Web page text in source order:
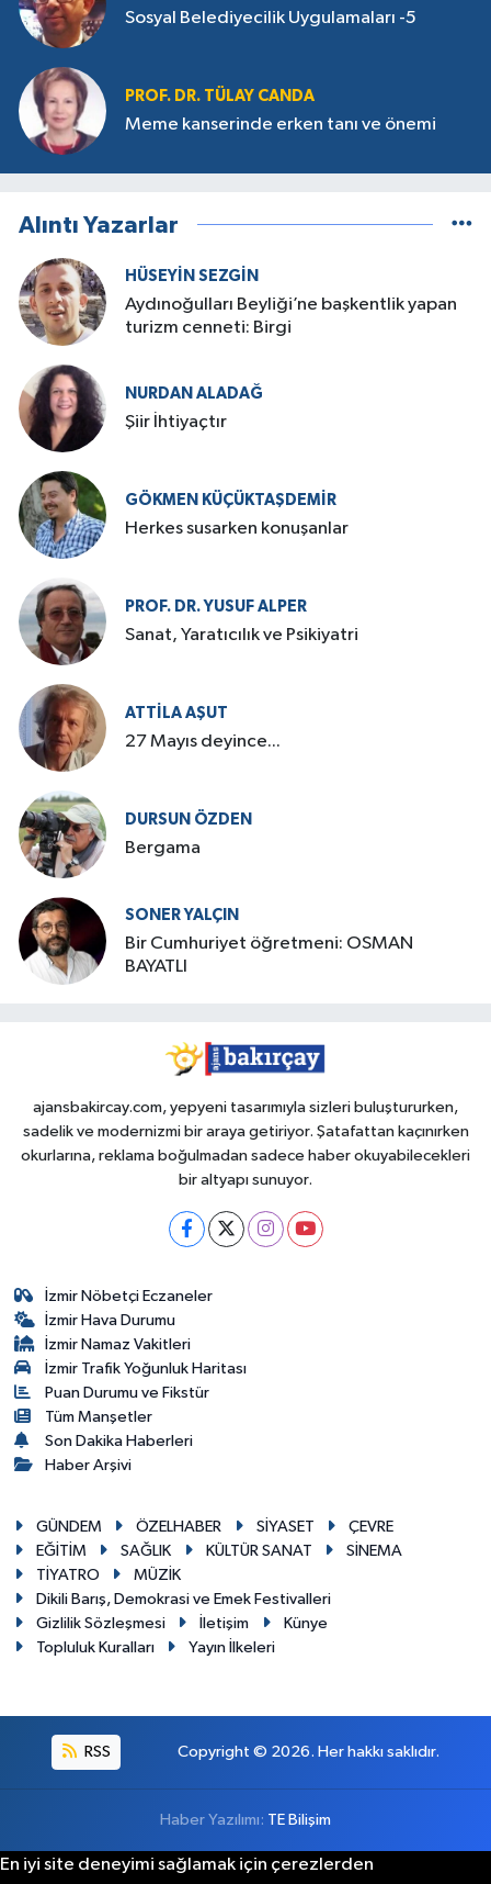
Sosyal Belediyecilik Uygulamaları -5
PROF. DR. TÜLAY CANDA
Meme kanserinde erken tanı ve önemi
Alıntı Yazarlar
HÜSEYIN SEZGIN
Aydınoğulları Beyliği’ne başkentlik yapan
turizm cenneti: Birgi
NURDAN ALADAĞ
Şiir İhtiyaçtır
GÖKMEN KÜÇÜKTAŞDEMIR
Herkes susarken konuşanlar
PROF. DR. YUSUF ALPER
Sanat, Yaratıcılık ve Psikiyatri
ATTILA AŞUT
27 Mayıs deyince...
DURSUN ÖZDEN
Bergama
SONER YALÇIN
Bir Cumhuriyet öğretmeni: OSMAN
BAYATLI
ajansbakircay.com, yepyeni tasarımıyla sizleri buluştururken,
sadelik ve modernizmi bir araya getiriyor. Şatafattan kaçınırken
okurlarına, reklama boğulmadan sadece haber okuyabilecekleri
bir altyapı sunuyor.
İzmir Nöbetçi Eczaneler
İzmir Hava Durumu
İzmir Namaz Vakitleri
İzmir Trafik Yoğunluk Haritası
Puan Durumu ve Fikstür
Tüm Manşetler
Son Dakika Haberleri
Haber Arşivi
GÜNDEM ÖZELHABER SİYASET
ÇEVRE
EĞİTİM
SAĞLIK KÜLTÜR SANAT
SİNEMA
TİYATRO
MÜZİK
Dikili Barış, Demokrasi ve Emek Festivalleri
Gizlilik Sözleşmesi
İletişim
Künye
Topluluk Kuralları
Yayın İlkeleri
RSS Copyright © 2026. Her hakkı saklıdır.
Haber Yazılımı: TE Bilişim
En iyi site deneyimi sağlamak için çerezlerden